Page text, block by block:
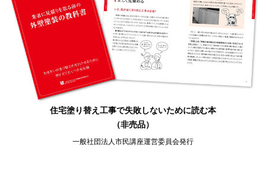
住宅塗り替え工事で失敗しないために読む本
（非売品）
一般社団法人市民講座運営委員会発行